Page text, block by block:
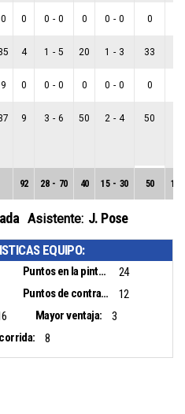
0 0 - 0 0 0 - 0 0
4 1 - 5 20 1 - 3 33
0 0 - 0 0 0 - 0 0
9 3 - 6 50 2 - 4 50
92 28 - 70 40 15 - 30 50 13
Asistente: J. Pose
EQUIPO:
Puntos en la pintura:
24
Puntos de contra ataque:
12
Mayor ventaja:
3
8